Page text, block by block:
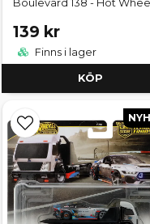
Boulevard 138 - Hot
139 kr
Finns i lager
KÖP